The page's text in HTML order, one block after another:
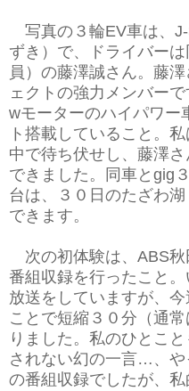
写真の３輪EV車は、
ずき）で、ドライバー
員）の藤澤誠さん。藤
ェクトの強力メンバー
wモーターのハイパワー
ト搭載していること。
中で待ち伏せし、藤澤
できました。同車とgig
台は、３０日のたざわ
できます。
次の初体験は、ABS
番組収録を行ったこと
放送をしていますが、
ことで短縮３０分（通
りました。私のひとこ
されない幻の一言…、や
の番組収録でしたが、